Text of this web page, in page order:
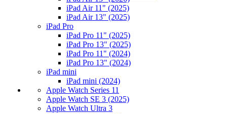
iPad Air 11" (2025)
iPad Air 13" (2025)
iPad Pro
iPad Pro 11" (2025)
iPad Pro 13" (2025)
iPad Pro 11" (2024)
iPad Pro 13" (2024)
iPad mini
iPad mini (2024)
Apple Watch Series 11
Apple Watch SE 3 (2025)
Apple Watch Ultra 3